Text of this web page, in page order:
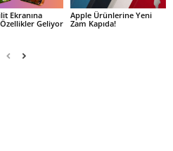
Ekranına
Geliyor
Apple Ürünlerine Yeni
Zam Kapıda!